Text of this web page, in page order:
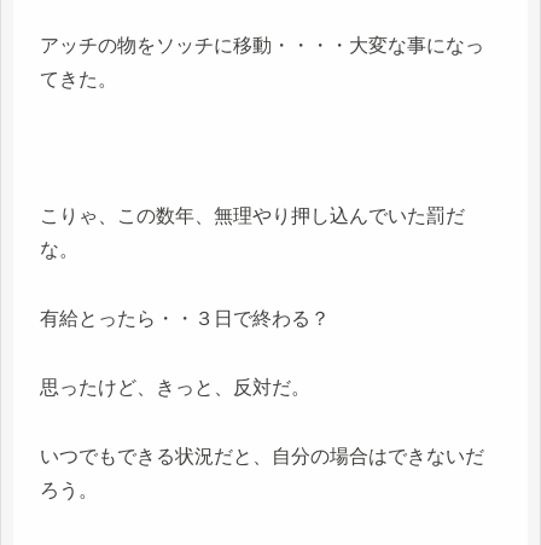
アッチの物をソッチに移動・・・・大変な事になっ
てきた。
こりゃ、この数年、無理やり押し込んでいた罰だ
な。
有給とったら・・３日で終わる？
思ったけど、きっと、反対だ。
いつでもできる状況だと、自分の場合はできないだ
ろう。